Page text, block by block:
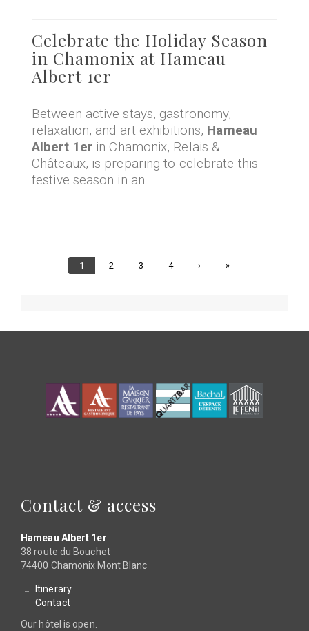
Celebrate the Holiday Season
in Chamonix at Hameau
Albert 1er
Between active stays, gastronomy,
relaxation, and art exhibitions, Hameau
Albert 1er in Chamonix, Relais &
Châteaux, is preparing to celebrate this
festive season in an…
Current
1 Page
2 Page
3 Page
4
Next
›
Last
»
Contact & access
Hameau Albert 1er
38 route du Bouchet
74400 Chamonix Mont Blanc
Itinerary
Contact
Our hôtel is open.